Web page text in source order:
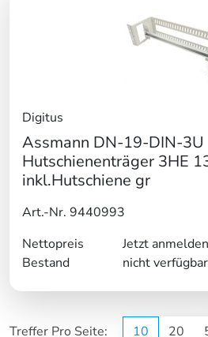
Digitus
Assmann DN-19-DIN-3U
Hutschienenträger 3HE
inkl.Hutschiene gr
Art.-Nr. 9440993
Nettopreis
Jetzt anmelden
Bestand
nicht verfügbar
Treffer Pro Seite: 10 20